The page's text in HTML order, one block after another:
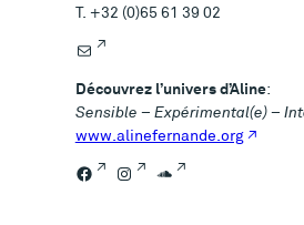
T. +32 (0)65 61 39 02
E-mail
Découvrez l’univers d’Aline:
Sensible – Expérimental(e) –
www.alinefernande.org
Facebook Instagram SoundCloud